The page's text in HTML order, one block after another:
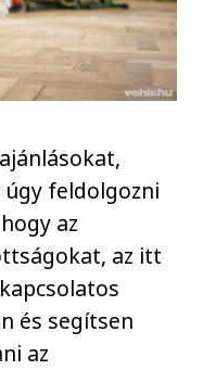
feldolgozni
az
az itt
és segítsen
az